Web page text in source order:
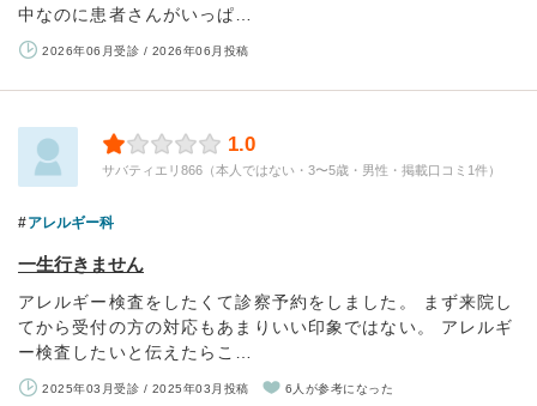
中なのに患者さんがいっぱ…
2026年06月受診 / 2026年06月投稿
1.0
サバティエリ866（本人ではない・3〜5歳・男性・掲載口コミ1件）
アレルギー科
一生行きません
アレルギー検査をしたくて診察予約をしました。 まず来院し
てから受付の方の対応もあまりいい印象ではない。 アレルギ
ー検査したいと伝えたらこ…
2025年03月受診 / 2025年03月投稿 6人が参考になった